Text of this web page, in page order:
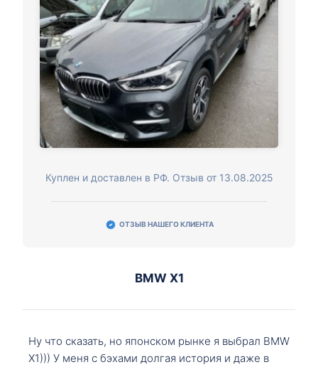
Куплен и доставлен в РФ. Отзыв от 13.08.2025
ОТЗЫВ НАШЕГО КЛИЕНТА
BMW X1
Ну что сказать, но японском рынке я выбрал BMW
X1))) У меня с бэхами долгая история и даже в